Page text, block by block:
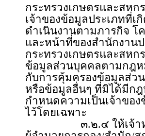
กระทรวงเกษตรและสหก
เจ้าของข้อมูลประเภทที่เ
ดำเนินงานตามภารกิจ โ
และหน้าที่ของสำนักงาน
กระทรวงเกษตรและสหก
ข้อมูลส่วนบุคคลตามกฎห
กับการคุ้มครองข้อมูลส่ว
หรือข้อมูลอื่นๆ ที่มิได้มีก
กำหนดความเป็นเจ้าของ
ไว้โดยเฉพาะ
๓.๒.๔ ให้เจ้าหน้